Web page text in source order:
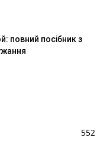
повний посібник з
552